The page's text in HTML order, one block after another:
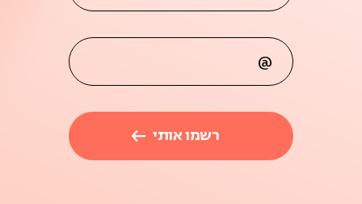
@